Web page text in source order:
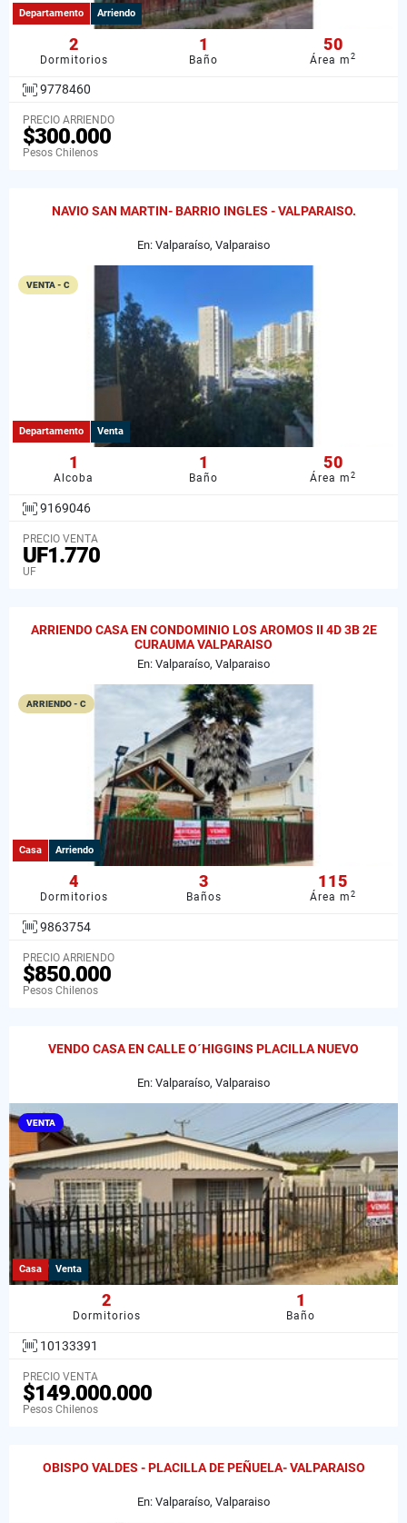
Departamento Arriendo
2
Dormitorios
1
Baño
50
Área m2
9778460
PRECIO ARRIENDO
$300.000
Pesos Chilenos
NAVIO SAN MARTIN- BARRIO INGLES - VALPARAISO.
En: Valparaíso, Valparaiso
VENTA - C
Departamento Venta
1
Alcoba
1
Baño
50
Área m2
9169046
PRECIO VENTA
UF1.770
UF
ARRIENDO CASA EN CONDOMINIO LOS AROMOS II 4D 3B 2E
CURAUMA VALPARAISO
En: Valparaíso, Valparaiso
ARRIENDO - C
Casa Arriendo
4
Dormitorios
3
Baños
115
Área m2
9863754
PRECIO ARRIENDO
$850.000
Pesos Chilenos
VENDO CASA EN CALLE O´HIGGINS PLACILLA NUEVO
En: Valparaíso, Valparaiso
VENTA
Casa Venta
2
Dormitorios
1
Baño
10133391
PRECIO VENTA
$149.000.000
Pesos Chilenos
OBISPO VALDES - PLACILLA DE PEÑUELA- VALPARAISO
En: Valparaíso, Valparaiso